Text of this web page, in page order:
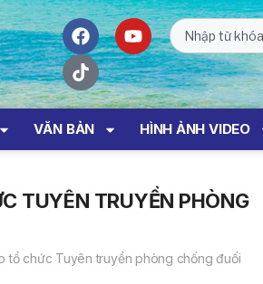
VĂN BẢN HÌNH ẢNH VIDEO
TUYÊN TRUYỀN PHÒNG
tổ chức Tuyên truyền phòng chống đuối